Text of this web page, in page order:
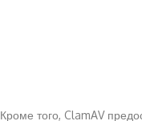
Кроме того, ClamAV